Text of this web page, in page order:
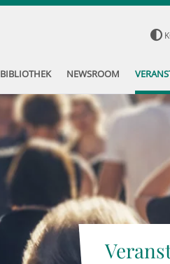
BIBLIOTHEK NEWSROOM